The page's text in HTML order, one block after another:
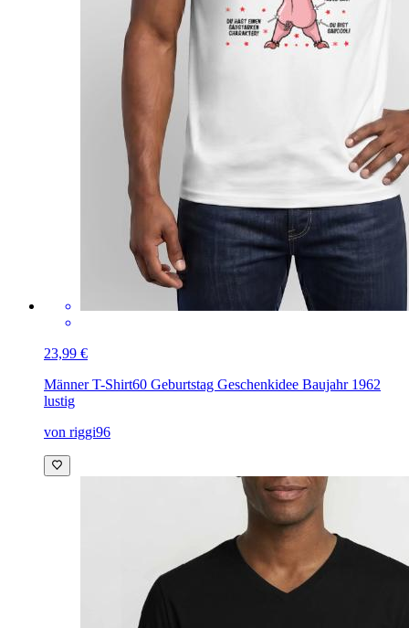
23,99 €
Männer T-Shirt60 Geburtstag Geschenkidee Baujahr 1962
lustig
von riggi96